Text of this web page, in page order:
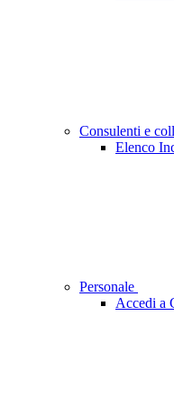
Consulenti e
Elenco
Personale
Accedi a